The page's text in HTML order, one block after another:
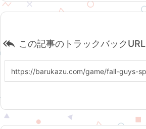
 この記事のトラックバックURL